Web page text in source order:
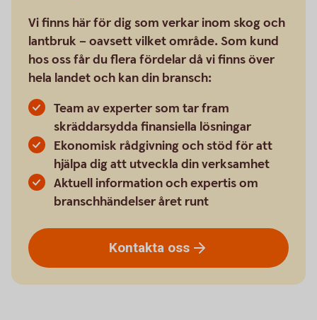
Vi finns här för dig som verkar inom skog och
lantbruk – oavsett vilket område. Som kund
hos oss får du flera fördelar då vi finns över
hela landet och kan din bransch:
Team av experter som tar fram
skräddarsydda finansiella lösningar
Ekonomisk rådgivning och stöd för att
hjälpa dig att utveckla din verksamhet
Aktuell information och expertis om
branschhändelser året runt
Kontakta oss